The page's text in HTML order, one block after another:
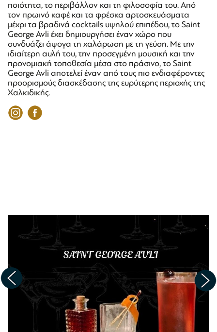
ποιότητα, το περιβάλλον και τη φιλοσοφία του. Από
τον πρωινό καφέ και τα φρέσκα αρτοσκευάσματα
μέχρι τα βραδινά cocktails υψηλού επιπέδου, το Saint
George Avli έχει δημιουργήσει έναν χώρο που
συνδυάζει άψογα τη χαλάρωση με τη γεύση. Με την
ιδιαίτερη αυλή του, την προσεγμένη μουσική και την
προνομιακή τοποθεσία μέσα στο πράσινο, το Saint
George Avli αποτελεί έναν από τους πιο ενδιαφέροντες
προορισμούς διασκέδασης της ευρύτερης περιοχής της
Χαλκιδικής.